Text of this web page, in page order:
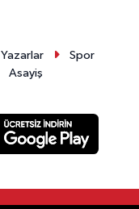
Yazarlar
Spor
Asayiş